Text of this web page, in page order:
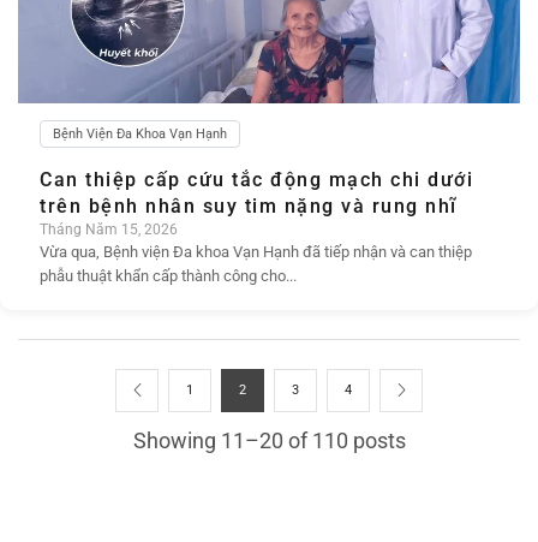
Bệnh Viện Đa Khoa Vạn Hạnh
Can thiệp cấp cứu tắc động mạch chi dưới
trên bệnh nhân suy tim nặng và rung nhĩ
Tháng Năm 15, 2026
Vừa qua, Bệnh viện Đa khoa Vạn Hạnh đã tiếp nhận và can thiệp
phẫu thuật khẩn cấp thành công cho...
Showing 11–20 of 110 posts
1 2 3 4